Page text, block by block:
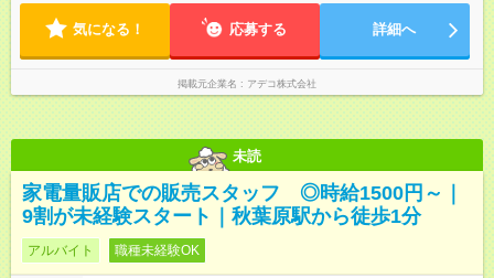
気になる！ 応募する 詳細へ
掲載元企業名 アデコ株式会社
未読
家電量販店での販売スタッフ ◎時給1500円～｜
9割が未経験スタート｜秋葉原駅から徒歩1分
アルバイト 職種未経験OK